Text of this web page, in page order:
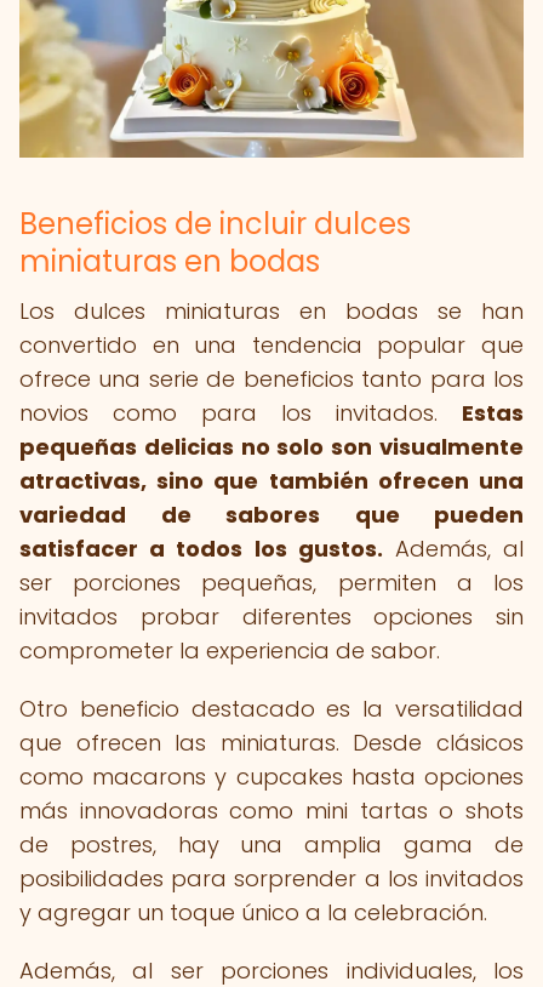
Beneficios de incluir dulces
miniaturas en bodas
Los dulces miniaturas en bodas se han
convertido en una tendencia popular que
ofrece una serie de beneficios tanto para los
novios como para los invitados. Estas
pequeñas delicias no solo son visualmente
atractivas, sino que también ofrecen una
variedad de sabores que pueden
satisfacer a todos los gustos. Además, al
ser porciones pequeñas, permiten a los
invitados probar diferentes opciones sin
comprometer la experiencia de sabor.
Otro beneficio destacado es la versatilidad
que ofrecen las miniaturas. Desde clásicos
como macarons y cupcakes hasta opciones
más innovadoras como mini tartas o shots
de postres, hay una amplia gama de
posibilidades para sorprender a los invitados
y agregar un toque único a la celebración.
Además, al ser porciones individuales, los